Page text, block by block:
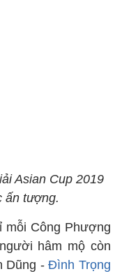
Asian Cup 2019
ấn tượng.
mỗi Công Phượng
hâm mộ còn
Dũng -Đình Trọng